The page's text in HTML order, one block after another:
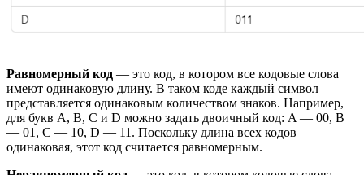
Равномерный код — это код, в котором все кодовые слова
имеют одинаковую длину. В таком коде каждый символ
представляется одинаковым количеством знаков. Например,
для букв A, B, C и D можно задать двоичный код: A — 00, B
— 01, C — 10, D — 11. Поскольку длина всех кодов
одинаковая, этот код считается равномерным.